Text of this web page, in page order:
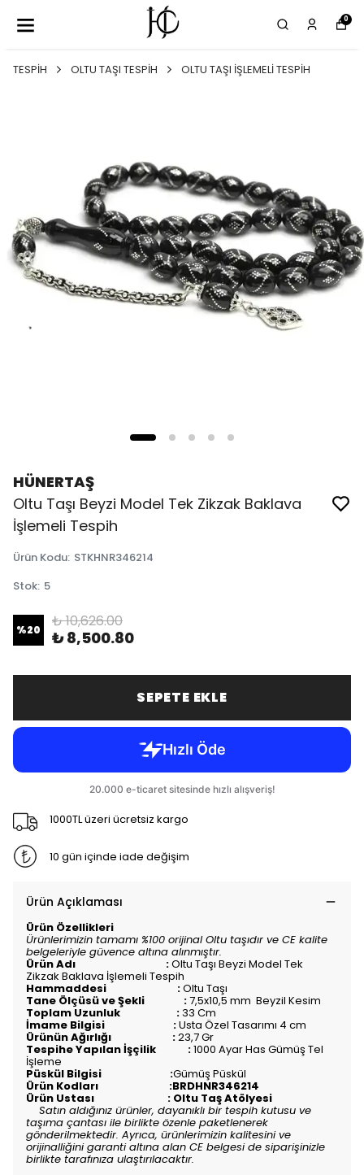
0
TESPİH OLTU TAŞI TESPİH OLTU TAŞI İŞLEMELİ TESPİH
HÜNERTAŞ
Oltu Taşı Beyzi Model Tek Zikzak Baklava
İşlemeli Tespih
Ürün Kodu: STKHNR346214
Stok: 5
%20 ₺ 10,626.00
₺ 8,500.80
SEPETE EKLE
1000TL üzeri ücretsiz kargo
10 gün içinde iade değişim
Ürün Açıklaması
Ürün Özellikleri
Ürünlerimizin tamamı %100 orijinal Oltu taşıdır ve CE kalite
belgeleriyle güvence altına alınmıştır.
Ürün Adı :Oltu Taşı Beyzi Model Tek
Zikzak Baklava İşlemeli Tespih
Hammaddesi :Oltu Taşı
Tane Ölçüsü ve Şekli :7,5x10,5 mm Beyzil Kesim
Toplam Uzunluk :33 Cm
İmame Bilgisi :Usta Özel Tasarımı 4 cm
Ürünün Ağırlığı :23,7 Gr
Tespihe Yapılan İşçilik :1000 Ayar Has Gümüş Tel
İşleme
Püskül Bilgisi :Gümüş Püskül
Ürün Kodları :BRDHNR346214
Ürün Ustası : Oltu Taş Atölyesi
Satın aldığınız ürünler, dayanıklı bir tespih kutusu ve
taşıma çantası ile birlikte özenle paketlenerek
gönderilmektedir. Ayrıca, ürünlerimizin kalitesini ve
orijinalliğini garanti altına alan CE belgesi de siparişinizle
birlikte tarafınıza ulaştırılacaktır.